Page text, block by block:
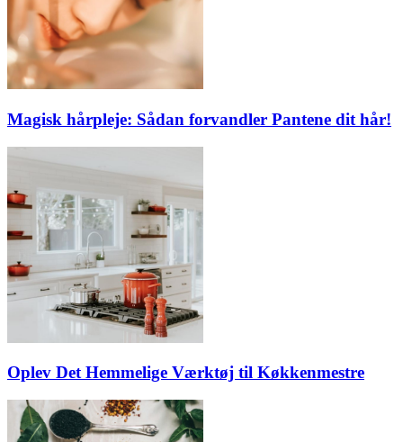
Magisk hårpleje: Sådan forvandler Pantene dit hår!
Oplev Det Hemmelige Værktøj til Køkkenmestre